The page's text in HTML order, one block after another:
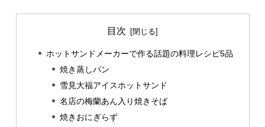
目次
ホットサンドメーカーで作る話題の料理レシピ5品
焼き蒸しパン
雪見大福アイスホットサンド
名店の梅蘭あん入り焼きそば
焼きおにぎらず